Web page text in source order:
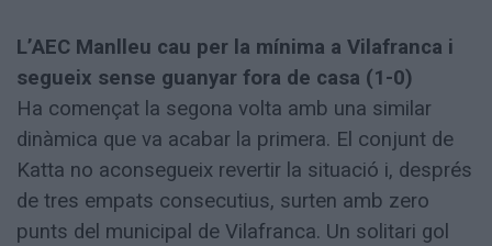
L’AEC Manlleu cau per la mínima a Vilafranca i
segueix sense guanyar fora de casa (1-0)
Ha començat la segona volta amb una similar
dinàmica que va acabar la primera. El conjunt de
Katta no aconsegueix revertir la situació i, després
de tres empats consecutius, surten amb zero
punts del municipal de Vilafranca. Un solitari gol